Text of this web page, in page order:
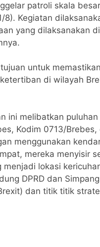
patroli skala
8). Kegiatan
yang dilaksanakan
untuk
di wilayah
ini melibatkan puluhan
Kodim 0713/Brebes,
menggunakan
mereka menyisir
menjadi lokasi
DPRD dan
dan titik titik